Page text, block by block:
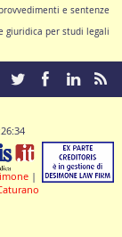
e sentenze
giuridica per studi legali
|